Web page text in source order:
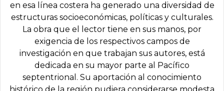
en esa línea costera ha generado una diversidad de
estructuras socioeconómicas, políticas y culturales.
La obra que el lector tiene en sus manos, por
exigencia de los respectivos campos de
investigación en que trabajan sus autores, está
dedicada en su mayor parte al Pacífico
septentrional. Su aportación al conocimiento